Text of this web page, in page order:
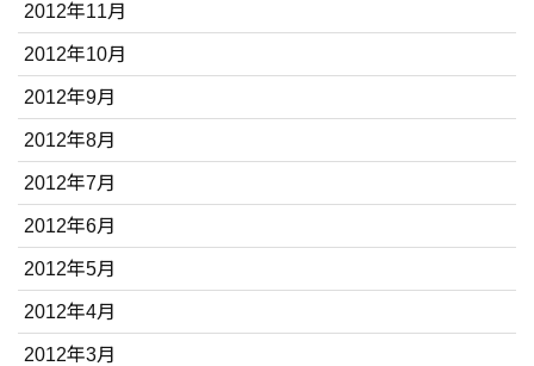
2012年11月
2012年10月
2012年9月
2012年8月
2012年7月
2012年6月
2012年5月
2012年4月
2012年3月